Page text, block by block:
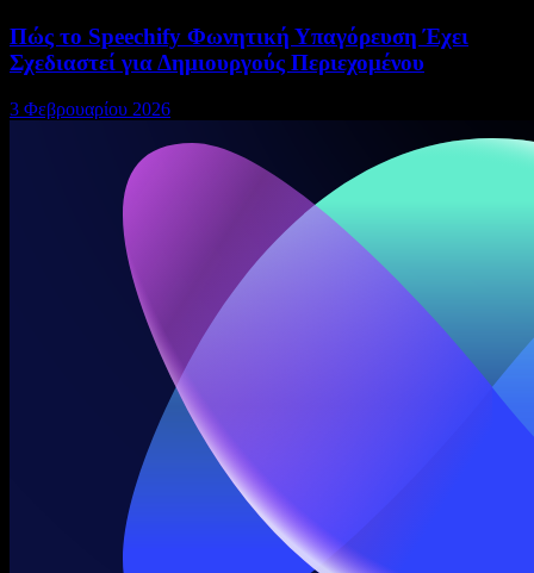
Πώς το Speechify Φωνητική Υπαγόρευση Έχει
Σχεδιαστεί για Δημιουργούς Περιεχομένου
3 Φεβρουαρίου 2026